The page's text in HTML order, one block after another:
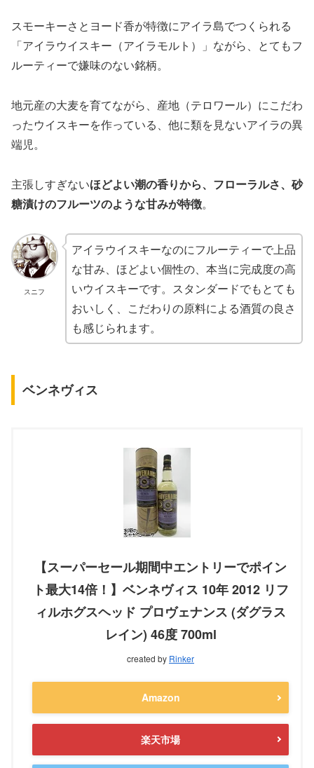
スモーキーさとヨード香が特徴にアイラ島でつくられる
「アイラウイスキー（アイラモルト）」ながら、とてもフ
ルーティーで嫌味のない銘柄。
地元産の大麦を育てながら、産地（テロワール）にこだわ
ったウイスキーを作っている、他に類を見ないアイラの異
端児。
主張しすぎないほどよい潮の香りから、フローラルさ、砂
糖漬けのフルーツのような甘みが特徴。
スニフ
アイラウイスキーなのにフルーティーで上品
な甘み、ほどよい個性の、本当に完成度の高
いウイスキーです。スタンダードでもとても
おいしく、こだわりの原料による酒質の良さ
も感じられます。
ベンネヴィス
【スーパーセール期間中エントリーでポイン
ト最大14倍！】ベンネヴィス 10年 2012 リフ
ィルホグスヘッド プロヴェナンス (ダグラス
レイン) 46度 700ml
created by Rinker
Amazon
楽天市場